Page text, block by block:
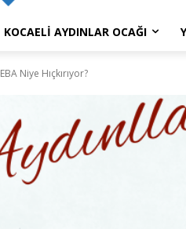
KOCAELİ AYDINLAR OCAĞI
EBA Niye Hıçkırıyor?